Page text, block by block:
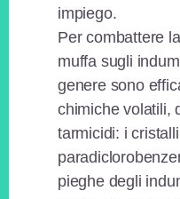
impiego.
Per combattere
muffa sugli
genere sono
chimiche volatili,
tarmicidi: i
pieghe degli